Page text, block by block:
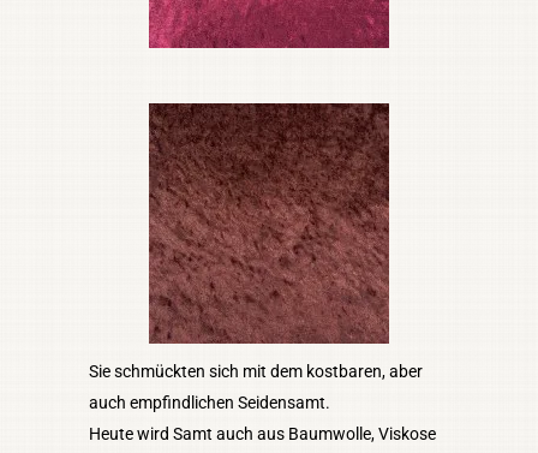
Sie schmückten sich mit dem kostbaren, aber
auch empfindlichen Seidensamt.
Heute wird Samt auch aus Baumwolle, Viskose